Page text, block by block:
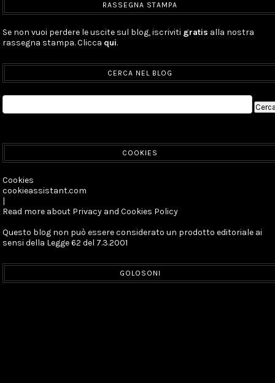
RASSEGNA STAMPA
Se non vuoi perdere le uscite sul blog, iscriviti gratis alla nostra
rassegna stampa. Clicca qui.
CERCA NEL BLOG
COOKIES
Cookies
cookieassistant.com
|
Read more about Privacy and Cookies Policy
Questo blog non può essere considerato un prodotto editoriale ai
sensi della Legge 62 del 7.3.2001
GOLOSONI